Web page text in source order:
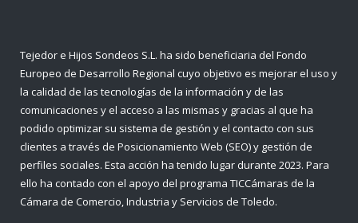
Tejedor e Hijos Sondeos S.L. ha sido beneficiaria del Fondo
Europeo de Desarrollo Regional cuyo objetivo es mejorar el uso y
la calidad de las tecnologías de la información y de las
comunicaciones y el acceso a las mismas y gracias al que ha
podido optimizar su sistema de gestión y el contacto con sus
clientes a través de Posicionamiento Web (SEO) y gestión de
perfiles sociales. Esta acción ha tenido lugar durante 2023. Para
ello ha contado con el apoyo del programa TICCámaras de la
Cámara de Comercio, Industria y Servicios de Toledo.